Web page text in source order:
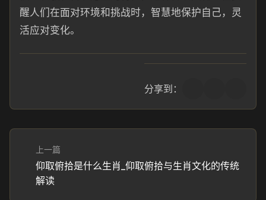
醒人们在面对环境和挑战时，智慧地保护自己，灵
活应对变化。
分享到：
上一篇
仰取俯拾是什么生肖_仰取俯拾与生肖文化的传统
解读